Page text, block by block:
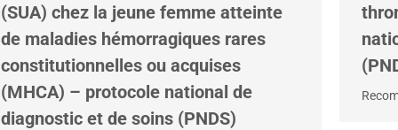
(SUA) chez la jeune femme atteinte
de maladies hémorragiques rares
constitutionnelles ou acquises
(MHCA) – protocole national de
diagnostic et de soins (PNDS)